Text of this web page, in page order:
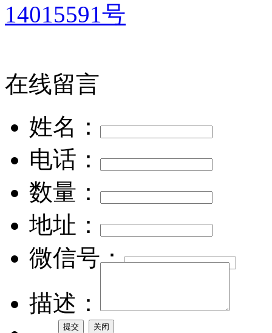
14015591号
在线留言
姓名：
电话：
数量：
地址：
微信号：
描述：